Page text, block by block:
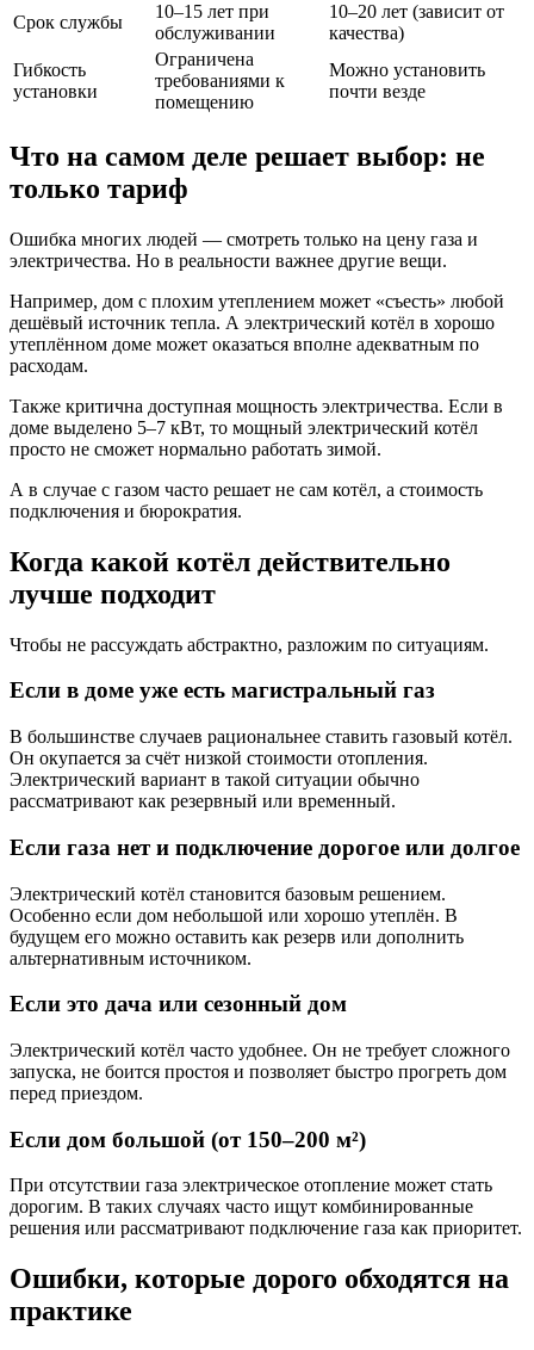
Срок службы
10–15 лет при
обслуживании
10–20 лет (зависит от
качества)
Гибкость
установки
Ограничена
требованиями к
помещению
Можно установить
почти везде
Что на самом деле решает выбор: не
только тариф
Ошибка многих людей — смотреть только на цену газа и
электричества. Но в реальности важнее другие вещи.
Например, дом с плохим утеплением может «съесть» любой
дешёвый источник тепла. А электрический котёл в хорошо
утеплённом доме может оказаться вполне адекватным по
расходам.
Также критична доступная мощность электричества. Если в
доме выделено 5–7 кВт, то мощный электрический котёл
просто не сможет нормально работать зимой.
А в случае с газом часто решает не сам котёл, а стоимость
подключения и бюрократия.
Когда какой котёл действительно
лучше подходит
Чтобы не рассуждать абстрактно, разложим по ситуациям.
Если в доме уже есть магистральный газ
В большинстве случаев рациональнее ставить газовый котёл.
Он окупается за счёт низкой стоимости отопления.
Электрический вариант в такой ситуации обычно
рассматривают как резервный или временный.
Если газа нет и подключение дорогое или долгое
Электрический котёл становится базовым решением.
Особенно если дом небольшой или хорошо утеплён. В
будущем его можно оставить как резерв или дополнить
альтернативным источником.
Если это дача или сезонный дом
Электрический котёл часто удобнее. Он не требует сложного
запуска, не боится простоя и позволяет быстро прогреть дом
перед приездом.
Если дом большой (от 150–200 м²)
При отсутствии газа электрическое отопление может стать
дорогим. В таких случаях часто ищут комбинированные
решения или рассматривают подключение газа как приоритет.
Ошибки, которые дорого обходятся на
практике